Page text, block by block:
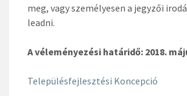
meg, vagy személyesen a jegyzői
leadni.
A véleményezési határidő: 2018.
Településfejlesztési Koncepció